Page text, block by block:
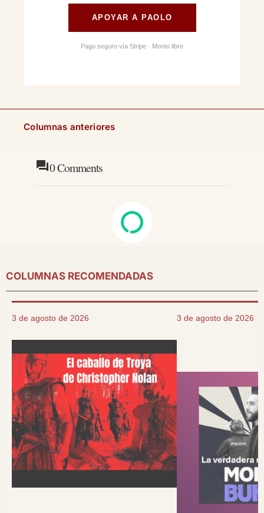
APOYAR A PAOLO
Pago seguro vía Stripe · Monto libre
Columnas anteriores
0Comments
COLUMNAS RECOMENDADAS
3 de agosto de 2026 3 de agosto de 2026